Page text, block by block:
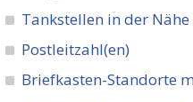
Tankstellen in der Nähe
Postleitzahl(en)
Briefkasten-Standorte